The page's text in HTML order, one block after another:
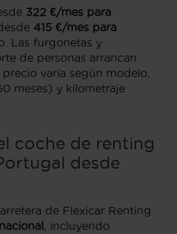
322 €/mes para
415 €/mes para
Las furgonetas y
de personas arrancan
precio varía según modelo,
meses) y kilometraje
coche de renting
desde
de Flexicar Renting
, incluyendo